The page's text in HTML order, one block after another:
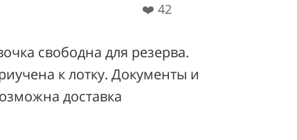
❤️ 42
свободна для резерва.
к лотку. Документы и
доставка